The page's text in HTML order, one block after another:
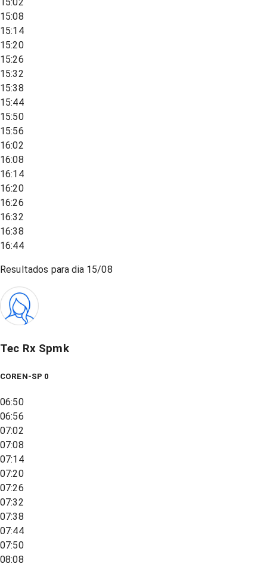
15:08
15:14
15:20
15:26
15:32
15:38
15:44
15:50
15:56
16:02
16:08
16:14
16:20
16:26
16:32
16:38
16:44
Resultados para dia 15/08
Tec Rx Spmk
COREN-SP 0
06:50
06:56
07:02
07:08
07:14
07:20
07:26
07:32
07:38
07:44
07:50
08:08